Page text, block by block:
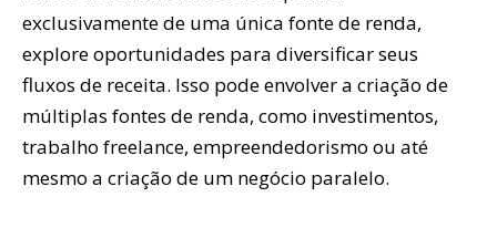
exclusivamente de uma única fonte de renda,
explore oportunidades para diversificar seus
fluxos de receita. Isso pode envolver a criação de
múltiplas fontes de renda, como investimentos,
trabalho freelance, empreendedorismo ou até
mesmo a criação de um negócio paralelo.